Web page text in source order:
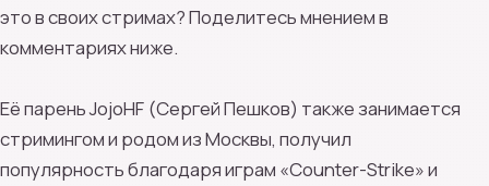
это в своих стримах? Поделитесь мнением в
комментариях ниже.
Её парень JojoHF (Сергей Пешков) также занимается
стримингом и родом из Москвы, получил
популярность благодаря играм «Counter-Strike» и